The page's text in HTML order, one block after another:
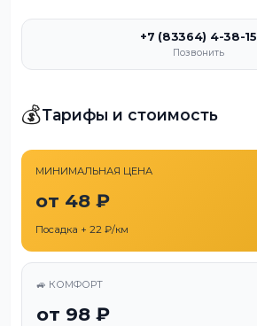
+7 (83364) 4-38-15
Позвонить
💰Тарифы и стоимость
МИНИМАЛЬНАЯ ЦЕНА
от 48 ₽
Посадка + 22 ₽/км
🚙 КОМФОРТ
от 98 ₽